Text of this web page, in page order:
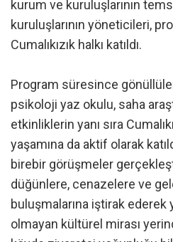
kurum ve kuruluşlarının
kuruluşlarının yöneticileri,
Cumalıkızık halkı katıldı.
Program süresince
psikoloji yaz okulu, saha
etkinliklerin yanı sıra
yaşamına da aktif olarak
birebir görüşmeler
düğünlere, cenazelere ve
buluşmalarına iştirak ederek
olmayan kültürel mirası